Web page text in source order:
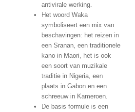
antivirale werking.
Het woord Waka
symboliseert een mix van
beschavingen: het reizen in
een Sranan, een traditionele
kano in Maori, het is ook
een soort van muzikale
traditie in Nigeria, een
plaats in Gabon en een
schreeuw in Kameroen.
De basis formule is een